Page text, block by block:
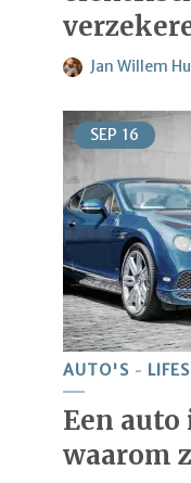
Jan Willem
SEP 16
AUTO'S
Een
waarom